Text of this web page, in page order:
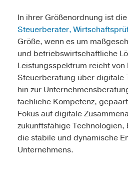
In ihrer Größenordnung ist die
Steuerberater,
Größe, wenn es um
und betriebswirtschaftliche
Leistungsspektrum reicht von
Steuerberatung über digitale
hin zur
fachliche Kompetenz,
Fokus auf digitale
zukunftsfähige
die stabile und dynamische
Unternehmens.